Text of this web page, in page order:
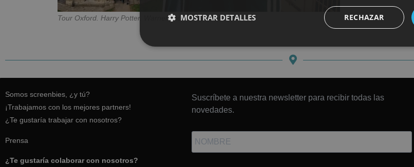
Tour Oxford. Harry Potter. Warner Bros. Entertainment
Somos screenbies, ¿y tú?
¡Trabajamos con los mejores partners!
¿Te gustaría trabajar con nosotros?
Prensa
¿Te gustaría colaborar con nosotros?
Suscríbete a nuestra newsletter para recibir todas las
novedades.
RECHAZAR
MOSTRAR DETALLES